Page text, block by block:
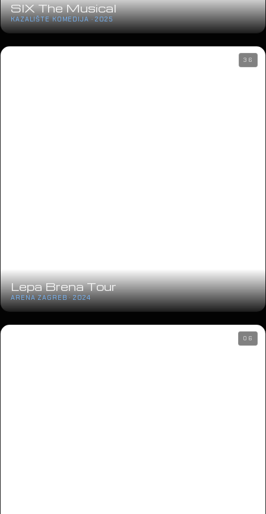
SIX The Musical
KAZALIŠTE KOMEDIJA · 2025
Lepa Brena Tour
ARENA ZAGREB · 2024
36
06